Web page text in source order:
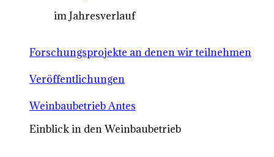
im Jahresverlauf
Forschungsprojekte an denen wir teilnehmen
Veröffentlichungen
Weinbaubetrieb Antes
Einblick in den Weinbaubetrieb